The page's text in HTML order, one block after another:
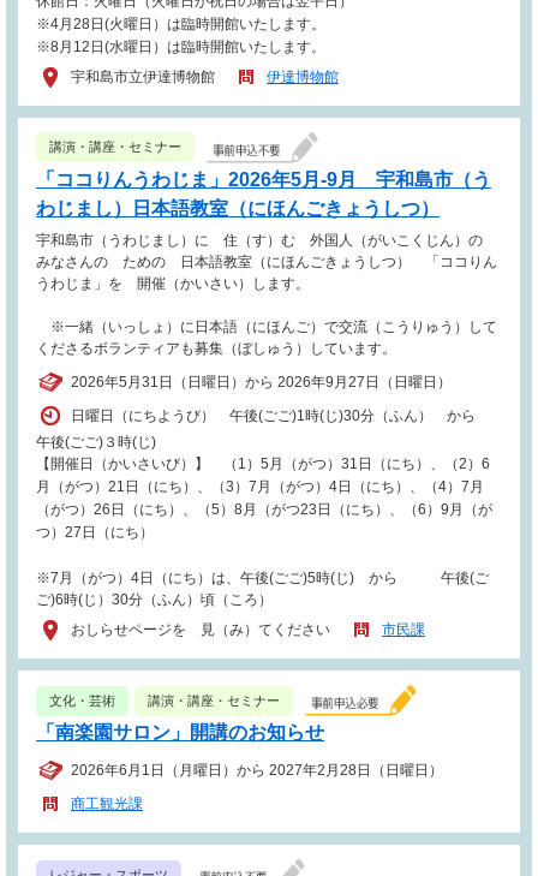
※4月28日(火曜日）は臨時開館いたします。
※8月12日(水曜日）は臨時開館いたします。
宇和島市立伊達博物館
伊達博物館
講演・講座・セミナー
「ココりんうわじま」2026年5月-9月 宇和島市（う
わじまし）日本語教室（にほんごきょうしつ）
宇和島市（うわじまし）に 住（す）む 外国人（がいこくじん）の
みなさんの ための 日本語教室（にほんごきょうしつ） 「ココりん
うわじま」を 開催（かいさい）します。
※一緒（いっしょ）に日本語（にほんご）で交流（こうりゅう）して
くださるボランティアも募集（ぼしゅう）しています。
2026年5月31日（日曜日）から 2026年9月27日（日曜日）
日曜日（にちようび） 午後(ごご)1時(じ)30分（ふん） から
午後(ごご)３時(じ)
【開催日（かいさいび）】 （1）5月（がつ）31日（にち）、（2）6
月（がつ）21日（にち）、（3）7月（がつ）4日（にち）、（4）7月
（がつ）26日（にち）、（5）8月（がつ23日（にち）、（6）9月（が
つ）27日（にち）
※7月（がつ）4日（にち）は、午後(ごご)5時(じ) から 午後(ご
ご)6時(じ）30分（ふん）頃（ころ）
おしらせページを 見（み）てください
市民課
文化・芸術 講演・講座・セミナー
「南楽園サロン」開講のお知らせ
2026年6月1日（月曜日）から 2027年2月28日（日曜日）
商工観光課